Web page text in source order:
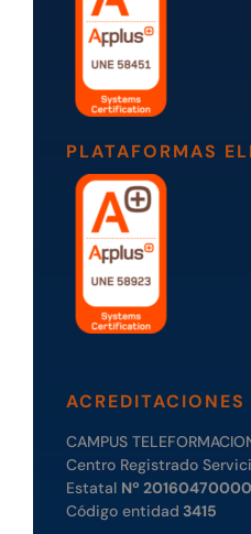
PLATAFORMAS
ACREDITACIONES
CAMPUS
Centro Registrado
Estatal Nº
Código entidad 3415